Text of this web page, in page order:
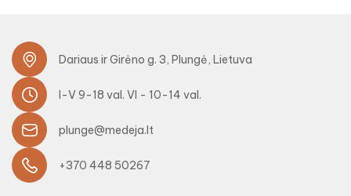
Dariaus ir Girėno g. 3, Plungė, Lietuva
I-V 9-18 val. VI - 10-14 val.
plunge@medeja.lt
+370 448 50267